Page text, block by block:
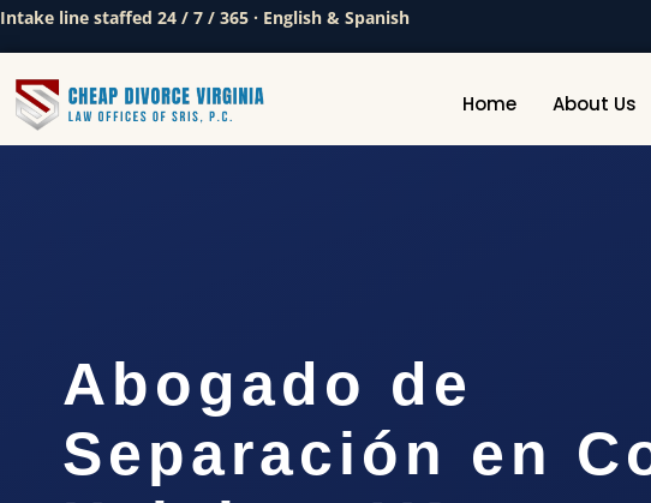
Intake line staffed 24 / 7 / 365 · English & Spanish
Home About Us
Abogado de
Separación en